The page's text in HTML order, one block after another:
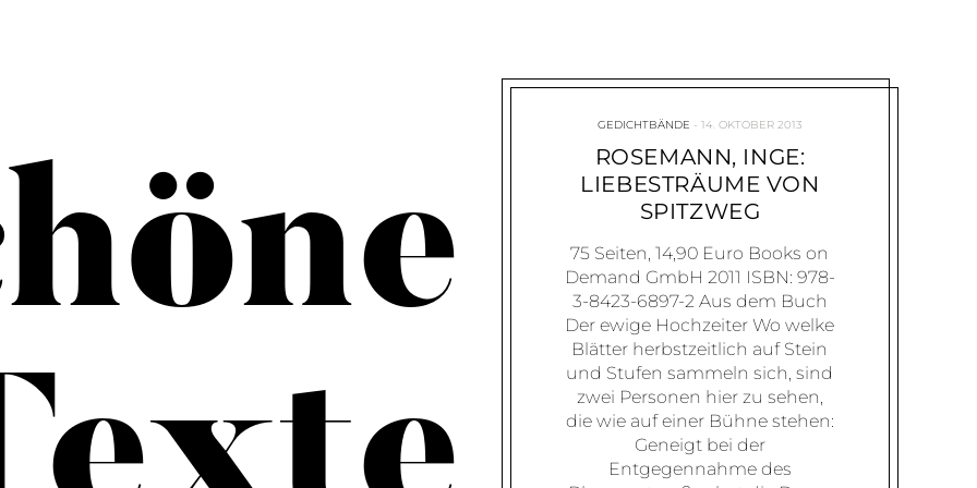
GEDICHTBÄNDE 14. OKTOBER 2013
ROSEMANN, INGE:
LIEBESTRÄUME VON
SPITZWEG
75 Seiten, 14,90 Euro Books on
Demand GmbH 2011 ISBN: 978-
3-8423-6897-2 Aus dem Buch
Der ewige Hochzeiter Wo welke
Blätter herbstzeitlich auf Stein
und Stufen sammeln sich, sind
zwei Personen hier zu sehen,
die wie auf einer Bühne stehen:
Geneigt bei der
Entgegennahme des